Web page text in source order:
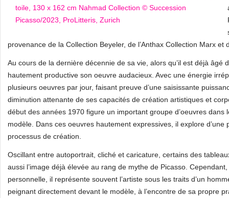
provenance de la Collection Beyeler, de l’Anthax Collection Marx et
Au cours de la dernière décennie de sa vie, alors qu’il est déjà âgé
hautement productive son oeuvre audacieux. Avec une énergie
plusieurs oeuvres par jour, faisant preuve d’une saisissante
diminution attenante de ses capacités de création artistiques et
début des années 1970 figure un important groupe d’oeuvres
modèle. Dans ces oeuvres hautement expressives, il explore d’une
processus de création.
Oscillant entre autoportrait, cliché et caricature, certains des
aussi l’image déjà élevée au rang de mythe de Picasso.
personnelle, il représente souvent l’artiste sous les traits d’un
peignant directement devant le modèle, à l’encontre de sa propre